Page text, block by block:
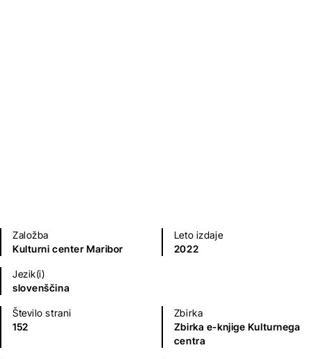
Založba
Kulturni center Maribor
Leto izdaje
2022
Jezik(i)
slovenščina
Število strani
152
Zbirka
Zbirka e-knjige Kulturnega
centra